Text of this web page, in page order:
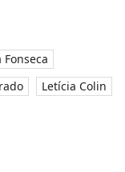
Letícia Colin